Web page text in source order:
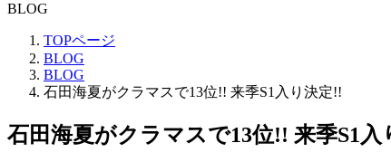
BLOG
TOPページ
BLOG
BLOG
石田海夏がクラマスで13位!! 来季S1入り決定!!
石田海夏がクラマスで13位!! 来季S1入